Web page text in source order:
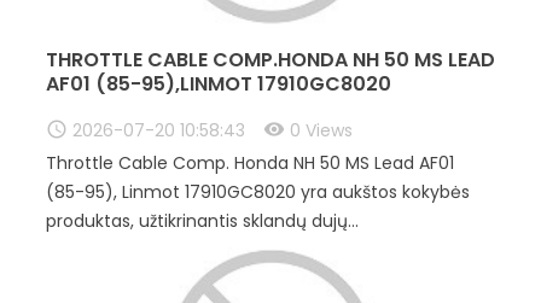
THROTTLE CABLE COMP.HONDA NH 50 MS LEAD
AF01 (85-95),LINMOT 17910GC8020
0 Views
2026-07-20 10:58:43
Throttle Cable Comp. Honda NH 50 MS Lead AF01
(85-95), Linmot 17910GC8020 yra aukštos kokybės
produktas, užtikrinantis sklandų dujų...